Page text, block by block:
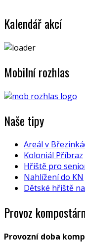
Kalendář akcí
Mobilní rozhlas
Naše tipy
Areál v
Koloniál Příbraz
Hřiště pro
Nahlížení do KN
Dětské hřiště
Provoz
Provozní doba